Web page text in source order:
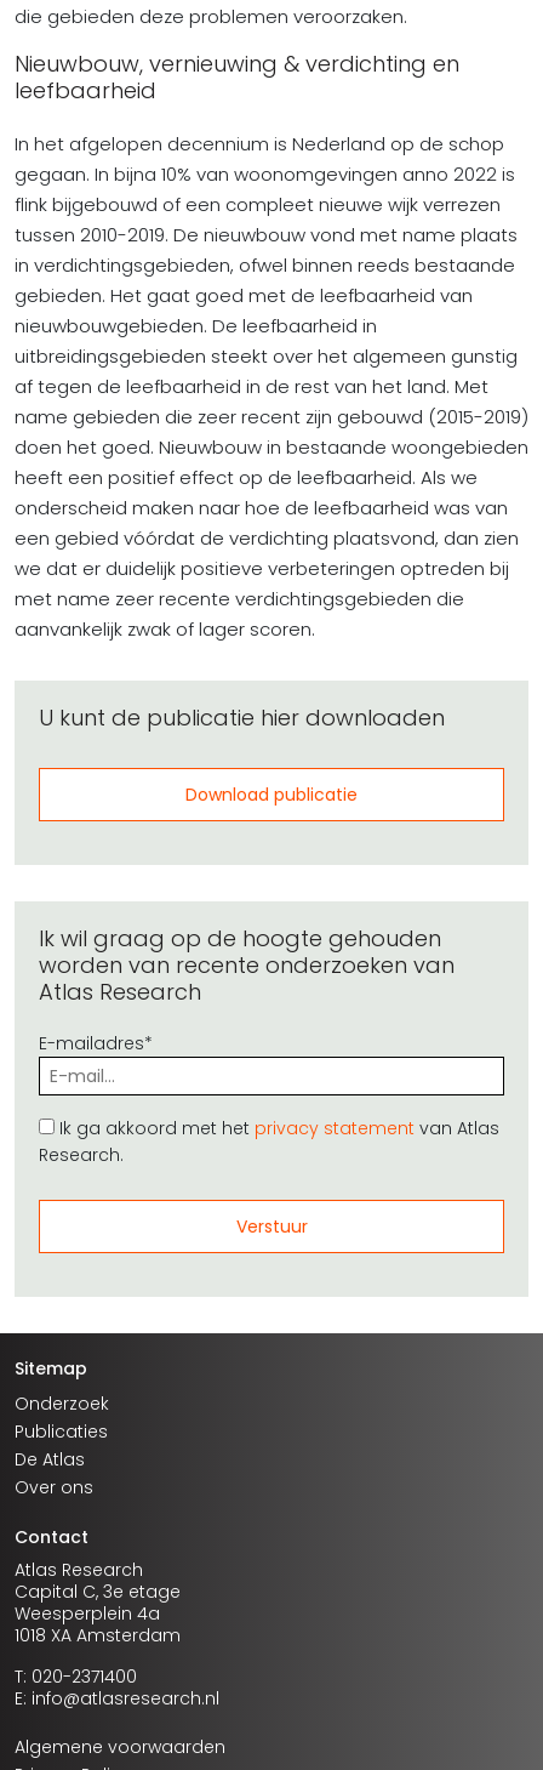
die gebieden deze problemen veroorzaken.
Nieuwbouw, vernieuwing & verdichting en
leefbaarheid
In het afgelopen decennium is Nederland op de schop
gegaan. In bijna 10% van woonomgevingen anno 2022 is
flink bijgebouwd of een compleet nieuwe wijk verrezen
tussen 2010-2019. De nieuwbouw vond met name plaats
in verdichtingsgebieden, ofwel binnen reeds bestaande
gebieden. Het gaat goed met de leefbaarheid van
nieuwbouwgebieden. De leefbaarheid in
uitbreidingsgebieden steekt over het algemeen gunstig
af tegen de leefbaarheid in de rest van het land. Met
name gebieden die zeer recent zijn gebouwd (2015-2019)
doen het goed. Nieuwbouw in bestaande woongebieden
heeft een positief effect op de leefbaarheid. Als we
onderscheid maken naar hoe de leefbaarheid was van
een gebied vóórdat de verdichting plaatsvond, dan zien
we dat er duidelijk positieve verbeteringen optreden bij
met name zeer recente verdichtingsgebieden die
aanvankelijk zwak of lager scoren.
U kunt de publicatie hier downloaden
Download publicatie
Ik wil graag op de hoogte gehouden
worden van recente onderzoeken van
Atlas Research
E-mailadres*
Ik ga akkoord met het privacy statement van Atlas
Research.
Sitemap
Onderzoek
Publicaties
De Atlas
Over ons
Contact
Atlas Research
Capital C, 3e etage
Weesperplein 4a
1018 XA Amsterdam
T: 020-2371400
E: info@atlasresearch.nl
Algemene voorwaarden